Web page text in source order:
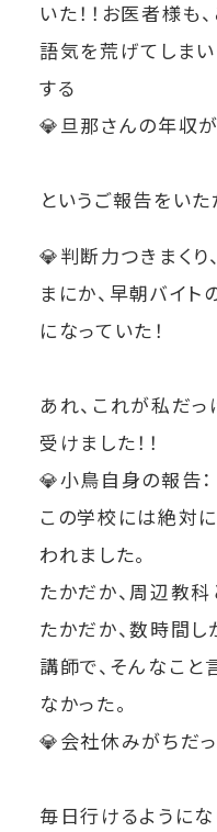
いた！！お医者様も
語気を荒げてしま
する
💎旦那さんの年収
というご報告をいた
💎判断力つきまくり
まにか、早朝バイト
になっていた！
あれ、これが私だっ
受けました！！
💎小鳥自身の報告：
この学校には絶対
われました。
たかだか、周辺教科
たかだか、数時間
講師で、そんなこ
なかった。
💎会社休みがちだ
毎日行けるように